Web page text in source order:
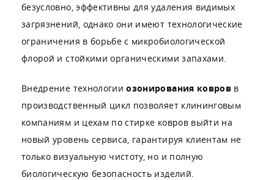
безусловно, эффективны для удаления видимых
загрязнений, однако они имеют технологические
ограничения в борьбе с микробиологической
флорой и стойкими органическими запахами.
Внедрение технологииозонирования ковров в
производственный цикл позволяет клининговым
компаниям и цехам по стирке ковров выйти на
новый уровень сервиса, гарантируя клиентам не
только визуальную чистоту, но и полную
биологическую безопасность изделий.